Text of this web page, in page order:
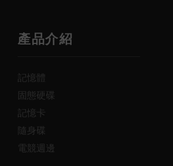
產品介紹
記憶體
固態硬碟
記憶卡
隨身碟
電競週邊